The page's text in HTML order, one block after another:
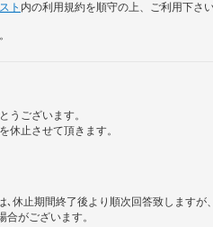
ト 内の利用規約を順守の上、ご利用下さい
うございます。
休止させて頂きます。
休止期間終了後より順次回答致しますが、
がございます。